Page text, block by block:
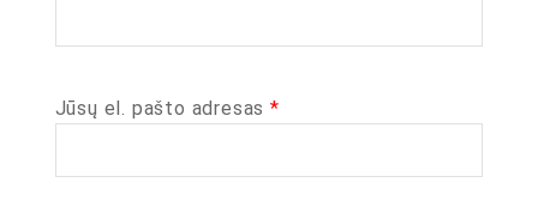
Jūsų el. pašto adresas *